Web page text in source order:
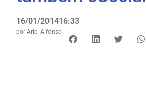
16/01/201416:33
por Ariel Alfonso